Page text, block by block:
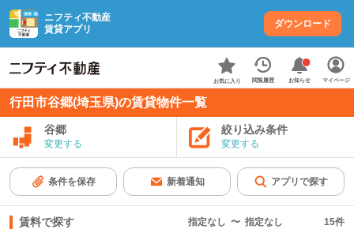
ニフティ不動産
賃貸アプリ
ダウンロード
お気に入り 閲覧履歴 お知らせ マイページ
行田市谷郷(埼玉県)の賃貸物件一覧
谷郷
変更する
絞り込み条件
変更する
条件を保存 新着通知 アプリで探す
賃料で探す 指定なし 〜 指定なし 15件